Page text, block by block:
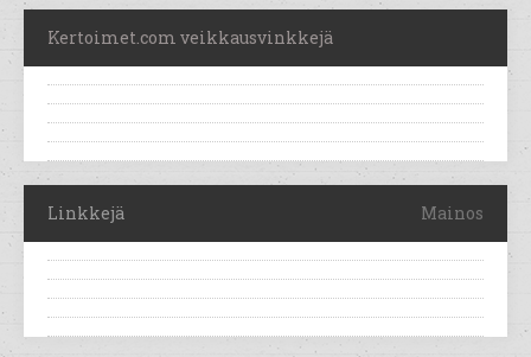
Kertoimet.com veikkausvinkkejä
Linkkejä Mainos